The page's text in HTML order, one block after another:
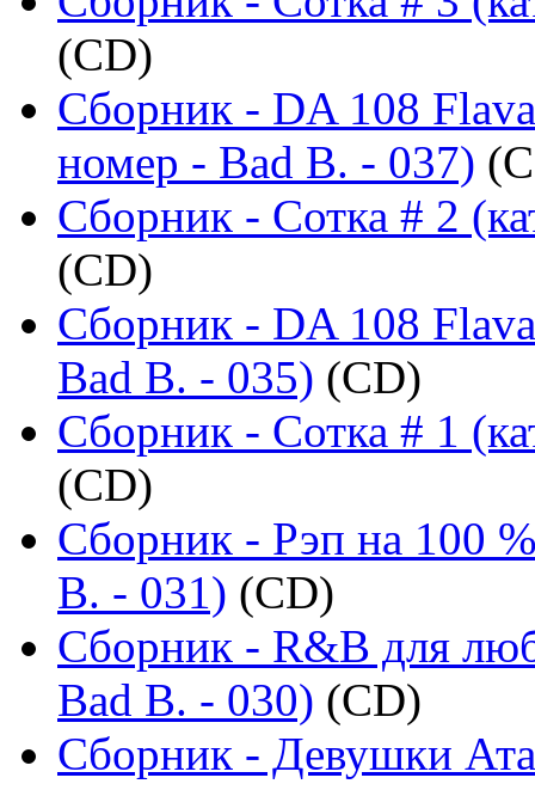
(CD)
Сборник - DA 108
номер - Bad B. - 037)
Сборник - Сотка # 2
(CD)
Сборник - DA 108
Bad B. - 035) (CD)
Сборник - Сотка # 1
(CD)
Сборник - Рэп на 100
B. - 031) (CD)
Сборник - R&B для
Bad B. - 030) (CD)
Сборник - Девушки